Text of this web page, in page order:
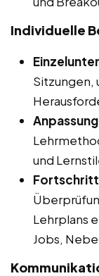
Individuelle
Sitzungen,
und
Lehrplans
Jobs,